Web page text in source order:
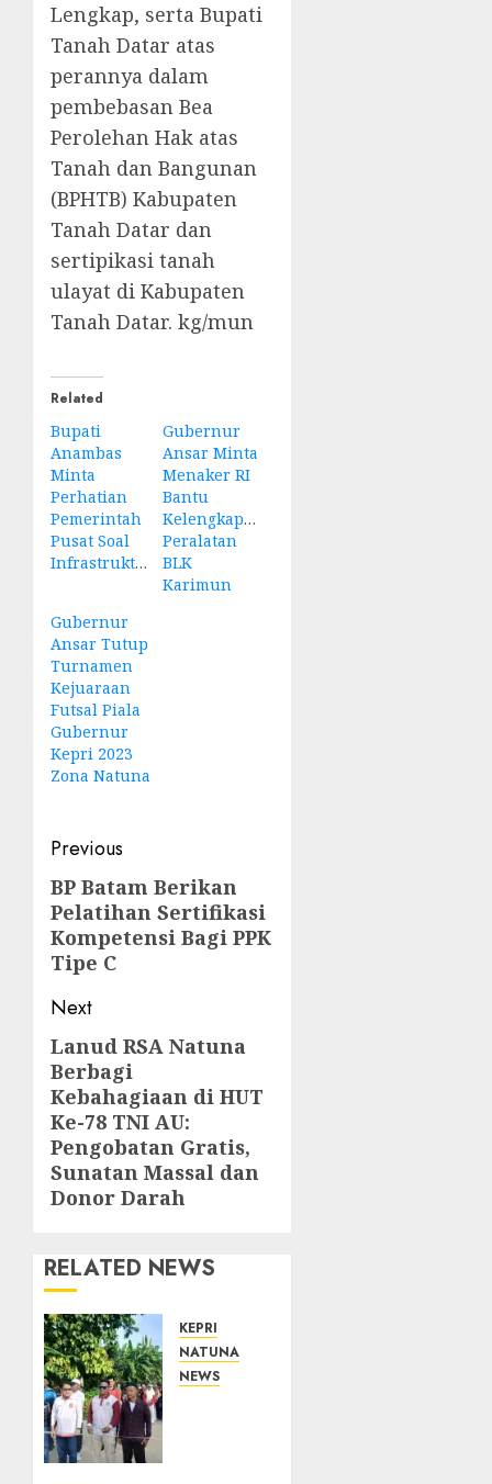
Lengkap, serta Bupati
Tanah Datar atas
perannya dalam
pembebasan Bea
Perolehan Hak atas
Tanah dan Bangunan
(BPHTB) Kabupaten
Tanah Datar dan
sertipikasi tanah
ulayat di Kabupaten
Tanah Datar. kg/mun
Related
Bupati
Anambas
Minta
Perhatian
Pemerintah
Pusat Soal
Infrastruktur
Gubernur
Ansar Minta
Menaker RI
Bantu
Kelengkapan
Peralatan
BLK
Karimun
Gubernur
Ansar Tutup
Turnamen
Kejuaraan
Futsal Piala
Gubernur
Kepri 2023
Zona Natuna
Post
navigation
Previous
Previous
post:
BP Batam Berikan
Pelatihan Sertifikasi
Kompetensi Bagi PPK
Tipe C
Next
Next
post:
Lanud RSA Natuna
Berbagi
Kebahagiaan di HUT
Ke-78 TNI AU:
Pengobatan Gratis,
Sunatan Massal dan
Donor Darah
RELATED NEWS
KEPRI
NATUNA
NEWS